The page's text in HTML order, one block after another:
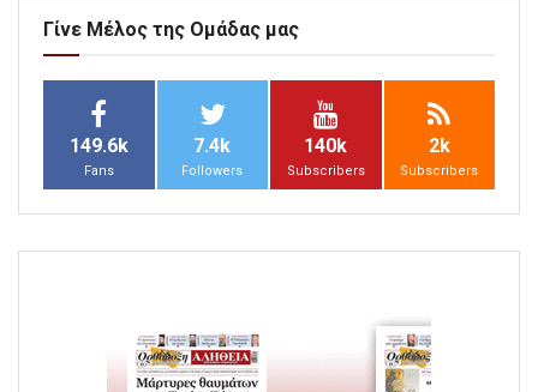
Γίνε Μέλος της Ομάδας μας
149.6k
Fans
7.4k
Followers
140k
Subscribers
2k
Subscribers